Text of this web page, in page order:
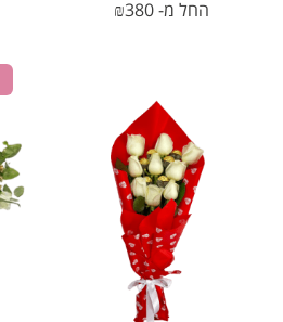
החל מ-
₪380